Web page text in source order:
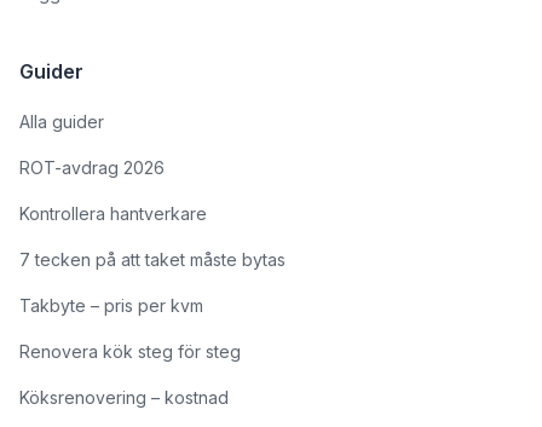
Guider
Alla guider
ROT-avdrag 2026
Kontrollera hantverkare
7 tecken på att taket måste bytas
Takbyte – pris per kvm
Renovera kök steg för steg
Köksrenovering – kostnad